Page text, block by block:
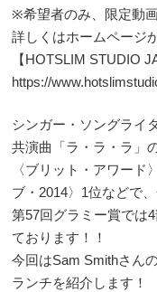
※希望者のみ、限定動
詳しくはホームページ
【HOTSLIM STUDIO
https://
シンガー・ソングライ
共演曲「ラ・ラ・ラ」
〈ブリット・アワー
ブ・2014〉1位などで
第57回グラミー賞では
ております！！
今回はSam Smithさん
ランチを紹介します！